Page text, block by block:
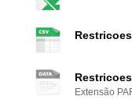
Extensão